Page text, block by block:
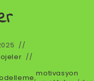
,motivasyon,